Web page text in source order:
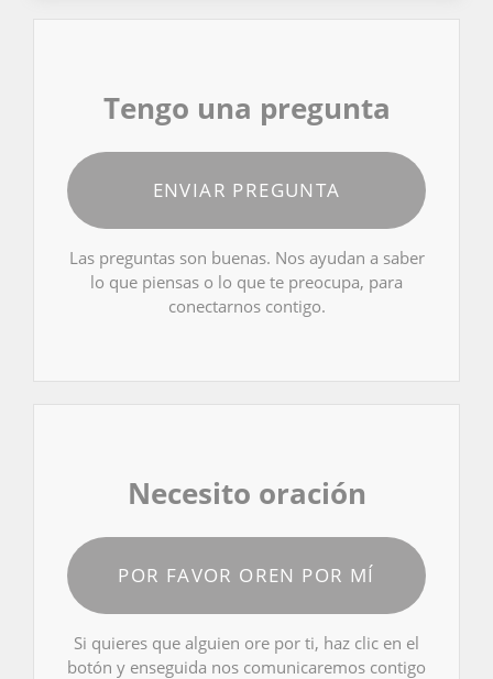
Tengo una pregunta
ENVIAR PREGUNTA
Las preguntas son buenas. Nos ayudan a saber
lo que piensas o lo que te preocupa, para
conectarnos contigo.
Necesito oración
POR FAVOR OREN POR MÍ
Si quieres que alguien ore por ti, haz clic en el
botón y enseguida nos comunicaremos contigo